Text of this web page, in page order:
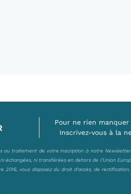
Pour ne rien manquer
Inscrivez-vous à la
traitement de votre inscription à notre
échangées, ni transférées en dehors de l’Union
2016, vous disposez du droit d’accès, de